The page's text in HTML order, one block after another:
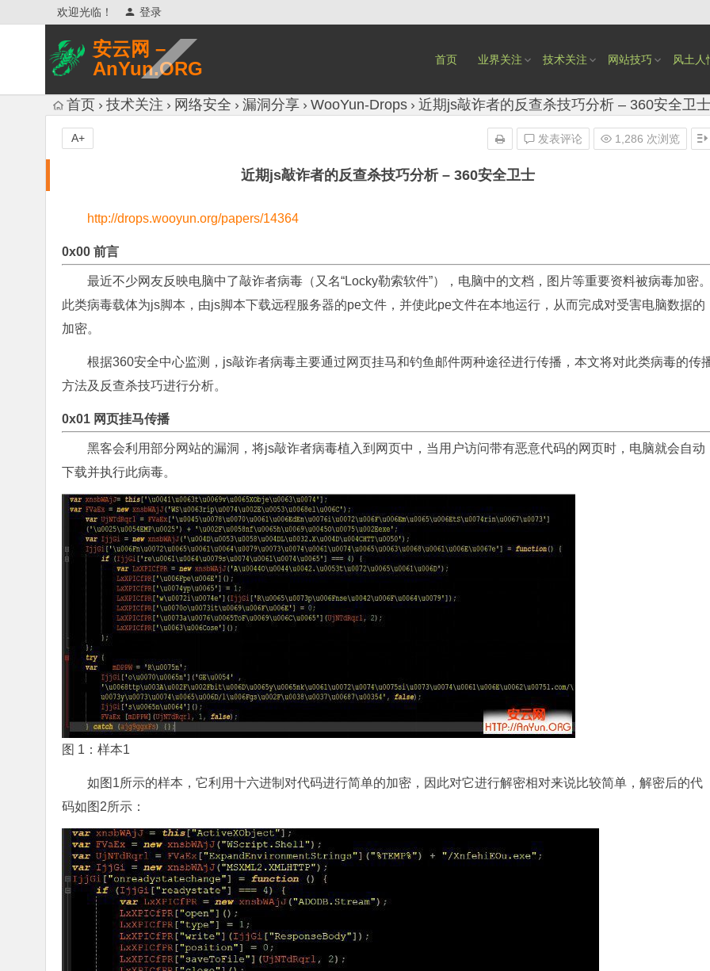
欢迎光临！ 登录
安云网 –
AnYun.ORG
网络安全研究、网络各种猎奇八卦。
首页 业界关注 技术关注 网站技巧 风土人
首页 技术关注 网络安全 漏洞分享 WooYun-Drops 近期js敲诈者的反查杀技巧分析 – 360安全卫士
近期js敲诈者的反查杀技巧分析 – 360安全卫士
发表评论 1,286 次浏览
A+
http://drops.wooyun.org/papers/14364
0x00 前言
最近不少网友反映电脑中了敲诈者病毒（又名“Locky勒索软件”），电脑中的文档，图片等重要资料被病毒加密
此类病毒载体为js脚本，由js脚本下载远程服务器的pe文件，并使此pe文件在本地运行，从而完成对受害电脑数据的
加密。
根据360安全中心监测，js敲诈者病毒主要通过网页挂马和钓鱼邮件两种途径进行传播，本文将对此类病毒的传
方法及反查杀技巧进行分析。
0x01 网页挂马传播
黑客会利用部分网站的漏洞，将js敲诈者病毒植入到网页中，当用户访问带有恶意代码的网页时，电脑就会自动
下载并执行此病毒。
图 1：样本1
如图1所示的样本，它利用十六进制对代码进行简单的加密，因此对它进行解密相对来说比较简单，解密后的代
码如图2所示：